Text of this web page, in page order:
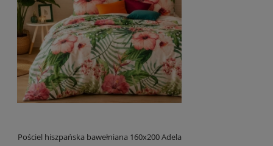
Pościel hiszpańska bawełniana 160x200 Adela